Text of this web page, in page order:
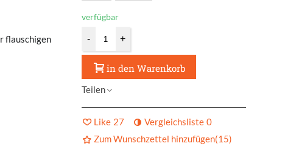
flauschigen
verfügbar
- +
in den Warenkorb
Teilen
Like 27 Vergleichsliste 0
Zum Wunschzettel hinzufügen(15)